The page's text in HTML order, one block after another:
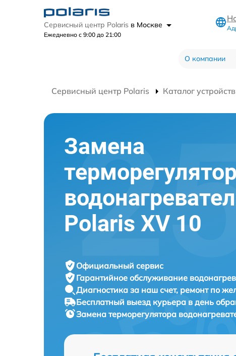
Сервисный центр Polaris в Москве
Ежедневно с 9:00 до 21:00
О компании
Сервисный центр Polaris Каталог устройств
Замена
Polaris XV 10
Официальный сервис
Гарантийное обслуживание
Диагностика за наш счет, ремонт по
Бесплатный выезд курьера в день
Замена терморегулятора